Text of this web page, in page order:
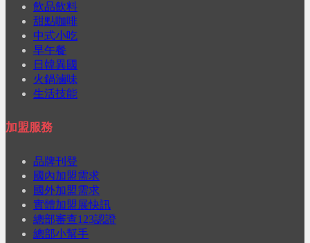
飲品飲料
甜點咖啡
中式小吃
早午餐
日韓異國
火鍋滷味
生活技能
加盟服務
品牌刊登
國內加盟需求
國外加盟需求
實體加盟展快訊
總部審查123認證
總部小幫手